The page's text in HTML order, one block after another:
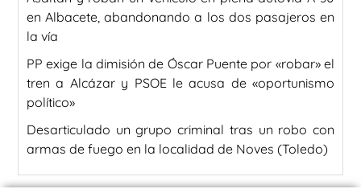
en Albacete, abandonando a los dos pasajeros en
la vía
PP exige la dimisión de Óscar Puente por «robar» el
tren a Alcázar y PSOE le acusa de «oportunismo
político»
Desarticulado un grupo criminal tras un robo con
armas de fuego en la localidad de Noves (Toledo)